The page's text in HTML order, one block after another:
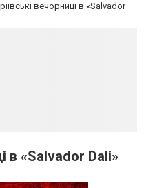
вечорниці в «Salvador
в «Salvador Dali»